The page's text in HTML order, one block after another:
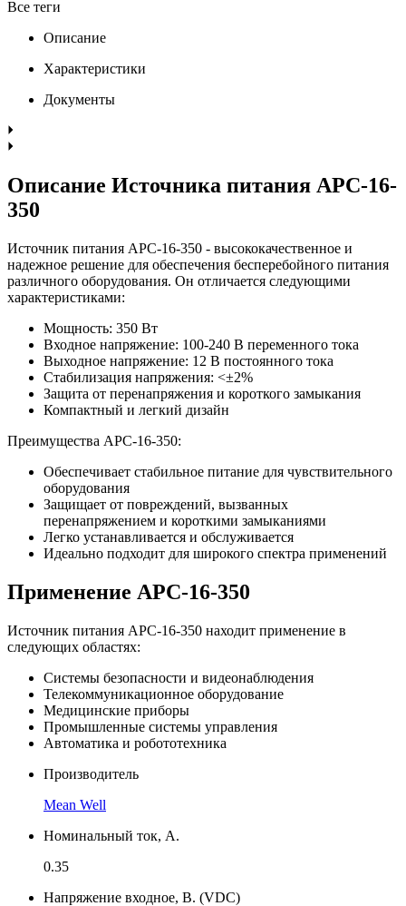
Все теги
Описание
Характеристики
Документы
Описание Источника питания APC-16-
350
Источник питания APC-16-350 - высококачественное и
надежное решение для обеспечения бесперебойного питания
различного оборудования. Он отличается следующими
характеристиками:
Мощность: 350 Вт
Входное напряжение: 100-240 В переменного тока
Выходное напряжение: 12 В постоянного тока
Стабилизация напряжения: <±2%
Защита от перенапряжения и короткого замыкания
Компактный и легкий дизайн
Преимущества APC-16-350:
Обеспечивает стабильное питание для чувствительного
оборудования
Защищает от повреждений, вызванных
перенапряжением и короткими замыканиями
Легко устанавливается и обслуживается
Идеально подходит для широкого спектра применений
Применение APC-16-350
Источник питания APC-16-350 находит применение в
следующих областях:
Системы безопасности и видеонаблюдения
Телекоммуникационное оборудование
Медицинские приборы
Промышленные системы управления
Автоматика и робототехника
Производитель
Mean Well
Номинальный ток, А.
0.35
Напряжение входное, В. (VDC)